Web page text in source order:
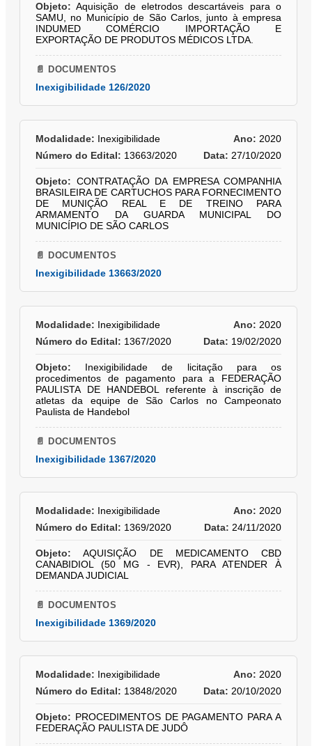
Objeto: Aquisição de eletrodos descartáveis para o
SAMU, no Município de São Carlos, junto à empresa
INDUMED COMÉRCIO IMPORTAÇÃO E
EXPORTAÇÃO DE PRODUTOS MÉDICOS LTDA.
📄 DOCUMENTOS
Inexigibilidade 126/2020
Modalidade: Inexigibilidade Ano: 2020
Número do Edital: 13663/2020 Data: 27/10/2020
Objeto: CONTRATAÇÃO DA EMPRESA COMPANHIA
BRASILEIRA DE CARTUCHOS PARA FORNECIMENTO
DE MUNIÇÃO REAL E DE TREINO PARA
ARMAMENTO DA GUARDA MUNICIPAL DO
MUNICÍPIO DE SÃO CARLOS
📄 DOCUMENTOS
Inexigibilidade 13663/2020
Modalidade: Inexigibilidade Ano: 2020
Número do Edital: 1367/2020 Data: 19/02/2020
Objeto: Inexigibilidade de licitação para os
procedimentos de pagamento para a FEDERAÇÃO
PAULISTA DE HANDEBOL referente à inscrição de
atletas da equipe de São Carlos no Campeonato
Paulista de Handebol
📄 DOCUMENTOS
Inexigibilidade 1367/2020
Modalidade: Inexigibilidade Ano: 2020
Número do Edital: 1369/2020 Data: 24/11/2020
Objeto: AQUISIÇÃO DE MEDICAMENTO CBD
CANABIDIOL (50 MG - EVR), PARA ATENDER À
DEMANDA JUDICIAL
📄 DOCUMENTOS
Inexigibilidade 1369/2020
Modalidade: Inexigibilidade Ano: 2020
Número do Edital: 13848/2020 Data: 20/10/2020
Objeto: PROCEDIMENTOS DE PAGAMENTO PARA A
FEDERAÇÃO PAULISTA DE JUDÔ